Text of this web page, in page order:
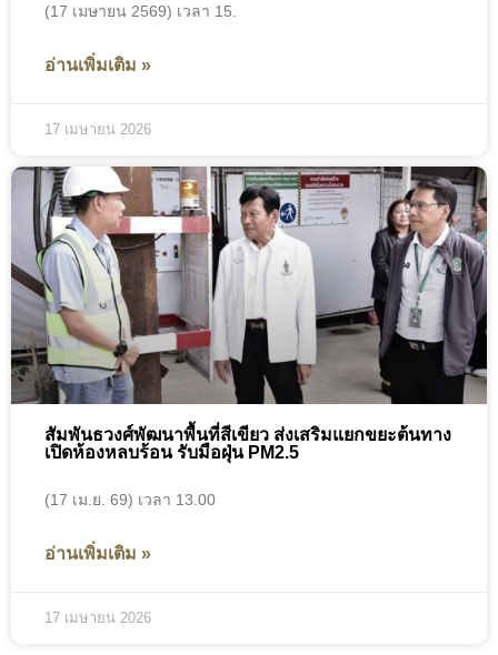
(17 เมษายน 2569) เวลา 15.
อ่านเพิ่มเติม »
17 เมษายน 2026
สัมพันธวงศ์พัฒนาพื้นที่สีเขียว ส่งเสริมแยกขยะต้นทาง
เปิดห้องหลบร้อน รับมือฝุ่น PM2.5
(17 เม.ย. 69) เวลา 13.00
อ่านเพิ่มเติม »
17 เมษายน 2026